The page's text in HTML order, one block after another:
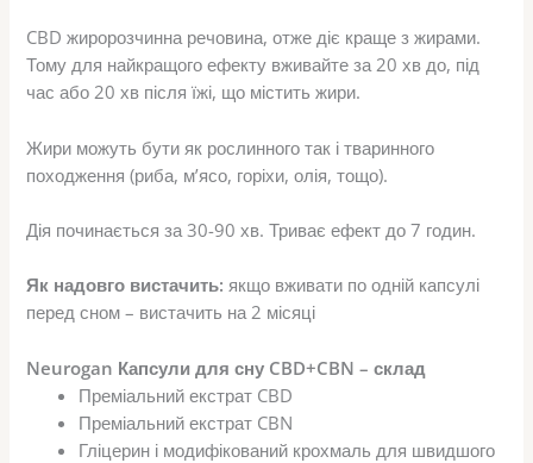
CBD жиророзчинна речовина, отже діє краще з жирами.
Тому для найкращого ефекту вживайте за 20 хв до, під
час або 20 хв після їжі, що містить жири.
Жири можуть бути як рослинного так і тваринного
походження (риба, м’ясо, горіхи, олія, тощо).
Дія починається за 30-90 хв. Триває ефект до 7 годин.
Як надовго вистачить:якщо вживати по одній капсулі
перед сном – вистачить на 2 місяці
Neurogan Капсули для сну CBD+CBN – склад
Преміальний екстрат CBD
Преміальний екстрат CBN
Гліцерин і модифікований крохмаль для швидшого